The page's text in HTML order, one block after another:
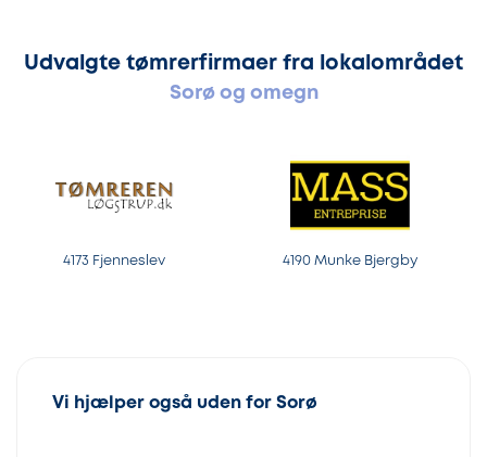
Udvalgte tømrerfirmaer fra lokalområdet
Sorø og omegn
4173 Fjenneslev 4190 Munke Bjergby
Vi hjælper også uden for Sorø